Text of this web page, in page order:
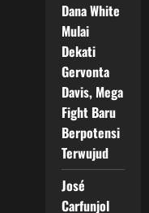
Dana White
Mulai
Dekati
Gervonta
Davis, Mega
Fight Baru
Berpotensi
Terwujud
José
Carfunjol